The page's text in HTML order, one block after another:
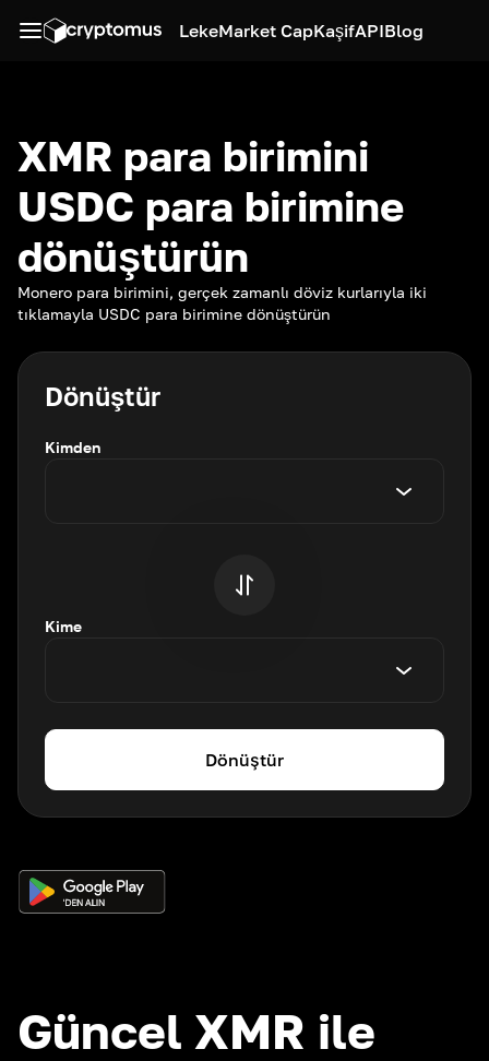
LekeMarket CapKaşifAPIBlog
XMR para birimini
USDC para birimine
dönüştürün
Monero para birimini, gerçek zamanlı döviz kurlarıyla iki
tıklamayla USDC para birimine dönüştürün
Dönüştür
Kimden
Kime
Dönüştür
Güncel XMR ile